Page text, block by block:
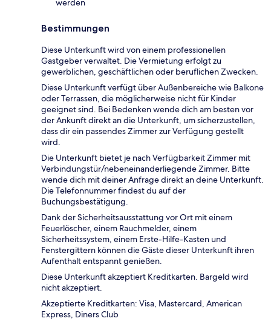
werden
Bestimmungen
Diese Unterkunft wird von einem professionellen
Gastgeber verwaltet. Die Vermietung erfolgt zu
gewerblichen, geschäftlichen oder beruflichen Zwecken.
Diese Unterkunft verfügt über Außenbereiche wie Balkone
oder Terrassen, die möglicherweise nicht für Kinder
geeignet sind. Bei Bedenken wende dich am besten vor
der Ankunft direkt an die Unterkunft, um sicherzustellen,
dass dir ein passendes Zimmer zur Verfügung gestellt
wird.
Die Unterkunft bietet je nach Verfügbarkeit Zimmer mit
Verbindungstür/nebeneinanderliegende Zimmer. Bitte
wende dich mit deiner Anfrage direkt an deine Unterkunft.
Die Telefonnummer findest du auf der
Buchungsbestätigung.
Dank der Sicherheitsausstattung vor Ort mit einem
Feuerlöscher, einem Rauchmelder, einem
Sicherheitssystem, einem Erste-Hilfe-Kasten und
Fenstergittern können die Gäste dieser Unterkunft ihren
Aufenthalt entspannt genießen.
Diese Unterkunft akzeptiert Kreditkarten. Bargeld wird
nicht akzeptiert.
Akzeptierte Kreditkarten: Visa, Mastercard, American
Express, Diners Club